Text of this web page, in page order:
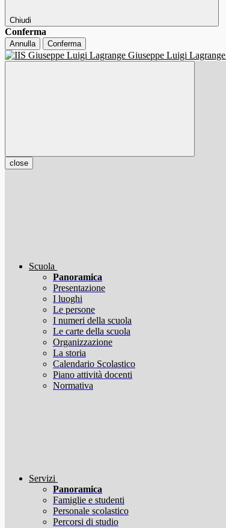
Chiudi
Conferma
Annulla Conferma
Giuseppe Luigi Lagrange
close
Scuola
Panoramica
Presentazione
I luoghi
Le persone
I numeri della scuola
Le carte della scuola
Organizzazione
La storia
Calendario Scolastico
Piano attività docenti
Normativa
Servizi
Panoramica
Famiglie e studenti
Personale scolastico
Percorsi di studio